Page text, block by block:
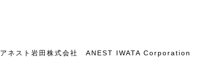
アネスト岩田株式会社 ANEST IWATA Corporation